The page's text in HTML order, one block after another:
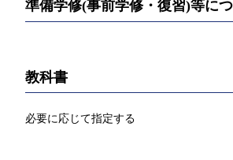
準備学修(事前学修・復習)等に
教科書
必要に応じて指定する